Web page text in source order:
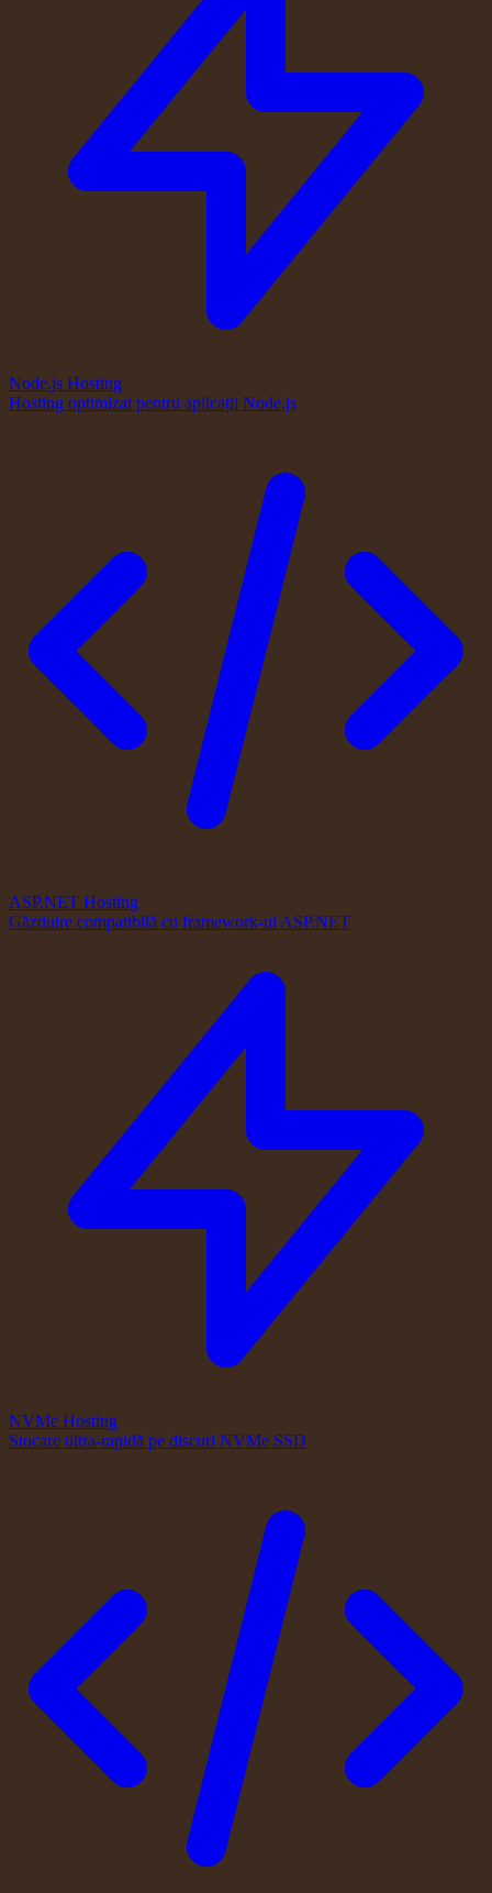
Node.js Hosting
Hosting optimizat pentru aplicații Node.js
ASP.NET Hosting
Găzduire compatibilă cu framework-ul ASP.NET
NVMe Hosting
Stocare ultra-rapidă pe discuri NVMe SSD